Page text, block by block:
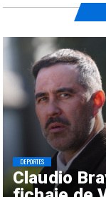
Claudio
DEPORTES